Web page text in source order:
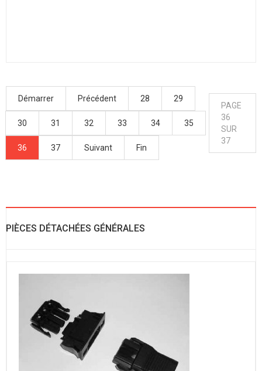
Démarrer Précédent 28 29
30 31 32 33 34 35
36 37 Suivant Fin
PAGE
36
SUR
37
PIÈCES DÉTACHÉES GÉNÉRALES